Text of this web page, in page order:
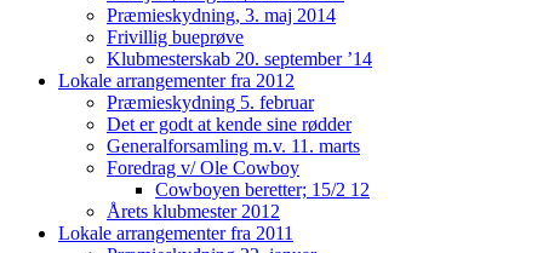
Præmieskydning, 3. maj 2014
Frivillig bueprøve
Klubmesterskab 20. september ’14
Lokale arrangementer fra 2012
Præmieskydning 5. februar
Det er godt at kende sine rødder
Generalforsamling m.v. 11. marts
Foredrag v/ Ole Cowboy
Cowboyen beretter; 15/2 12
Årets klubmester 2012
Lokale arrangementer fra 2011